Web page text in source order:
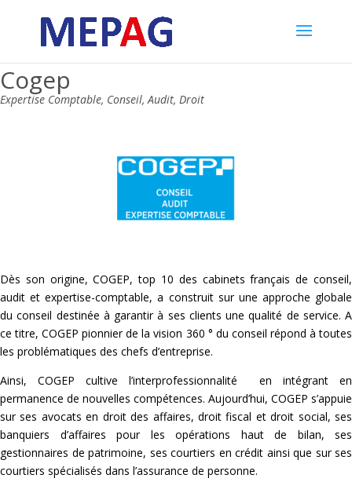
Cogep
Expertise Comptable, Conseil, Audit, Droit
Dès son origine, COGEP, top 10 des cabinets français de conseil,
audit et expertise-comptable, a construit sur une approche globale
du conseil destinée à garantir à ses clients une qualité de service. A
ce titre, COGEP pionnier de la vision 360 ° du conseil répond à toutes
les problématiques des chefs d’entreprise.
Ainsi, COGEP cultive l’interprofessionnalité en intégrant en
permanence de nouvelles compétences. Aujourd’hui, COGEP s’appuie
sur ses avocats en droit des affaires, droit fiscal et droit social, ses
banquiers d’affaires pour les opérations haut de bilan, ses
gestionnaires de patrimoine, ses courtiers en crédit ainsi que sur ses
courtiers spécialisés dans l’assurance de personne.